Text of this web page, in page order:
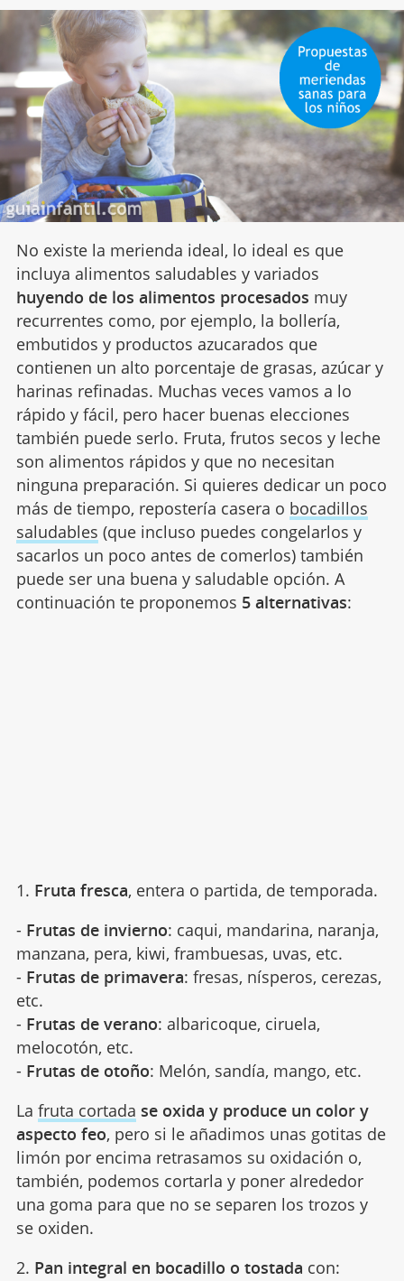
No existe la merienda ideal, lo ideal es que
incluya alimentos saludables y variados
huyendo de los alimentos procesados muy
recurrentes como, por ejemplo, la bollería,
embutidos y productos azucarados que
contienen un alto porcentaje de grasas, azúcar y
harinas refinadas. Muchas veces vamos a lo
rápido y fácil, pero hacer buenas elecciones
también puede serlo. Fruta, frutos secos y leche
son alimentos rápidos y que no necesitan
ninguna preparación. Si quieres dedicar un poco
más de tiempo, repostería casera o bocadillos
saludables (que incluso puedes congelarlos y
sacarlos un poco antes de comerlos) también
puede ser una buena y saludable opción. A
continuación te proponemos 5 alternativas:
1. Fruta fresca, entera o partida, de temporada.
- Frutas de invierno: caqui, mandarina, naranja,
manzana, pera, kiwi, frambuesas, uvas, etc.
- Frutas de primavera: fresas, nísperos, cerezas,
etc.
- Frutas de verano: albaricoque, ciruela,
melocotón, etc.
- Frutas de otoño: Melón, sandía, mango, etc.
La fruta cortada se oxida y produce un color y
aspecto feo, pero si le añadimos unas gotitas de
limón por encima retrasamos su oxidación o,
también, podemos cortarla y poner alrededor
una goma para que no se separen los trozos y
se oxiden.
2. Pan integral en bocadillo o tostada con: